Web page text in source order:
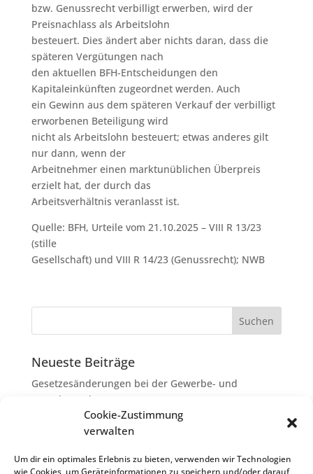
Cookie-Zustimmung
verwalten
Um dir ein optimales Erlebnis zu bieten, verwenden wir Technologien
wie Cookies, um Geräteinformationen zu speichern und/oder darauf
bzw. Genussrecht verbilligt erwerben, wird der
Preisnachlass als Arbeitslohn
besteuert. Dies ändert aber nichts daran, dass die
späteren Vergütungen nach
den aktuellen BFH-Entscheidungen den
Kapitaleinkünften zugeordnet werden. Auch
ein Gewinn aus dem späteren Verkauf der verbilligt
erworbenen Beteiligung wird
nicht als Arbeitslohn besteuert; etwas anderes gilt
nur dann, wenn der
Arbeitnehmer einen marktunüblichen Überpreis
erzielt hat, der durch das
Arbeitsverhältnis veranlasst ist.
Quelle: BFH, Urteile vom 21.10.2025 – VIII R 13/23
(stille
Gesellschaft) und VIII R 14/23 (Genussrecht); NWB
Neueste Beiträge
Gesetzesänderungen bei der Gewerbe- und
Grunderwerbsteuer
Erbschaftsteuer: Rechtsanwaltskosten bei Streit über
Erbauseinandersetzung als